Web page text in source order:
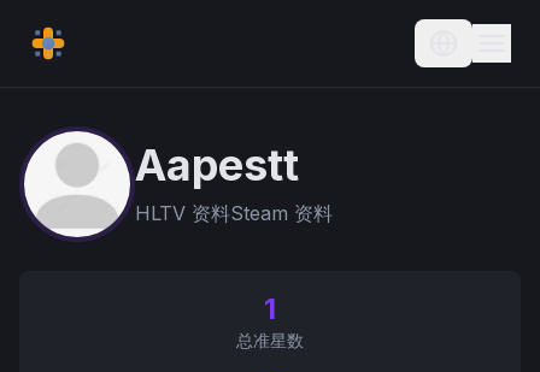
Current
Aapestt
HLTV 资料Steam 资料
1
总准星数